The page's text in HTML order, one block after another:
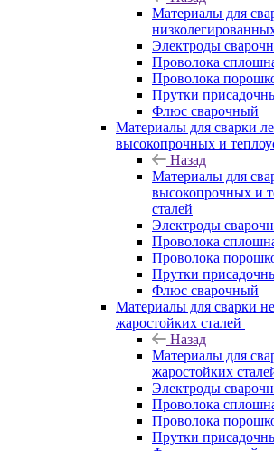
Материалы для
Электроды
Проволока
Проволока
Прутки
Флюс сварочный
Материалы для сварки
высокопрочных и
Назад
Материалы для
высокопрочных и
сталей
Электроды
Проволока
Проволока
Прутки
Флюс сварочный
Материалы для сварки
жаростойких сталей
Назад
Материалы для
жаростойких
Электроды
Проволока
Проволока
Прутки